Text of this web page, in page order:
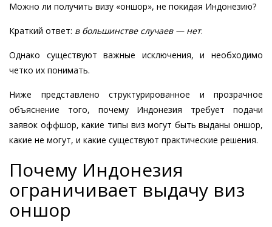
Можно ли получить визу «оншор», не покидая Индонезию?
Краткий ответ: в большинстве случаев — нет.
Однако существуют важные исключения, и необходимо
четко их понимать.
Ниже представлено структурированное и прозрачное
объяснение того, почему Индонезия требует подачи
заявок оффшор, какие типы виз могут быть выданы оншор,
какие не могут, и какие существуют практические решения.
Почему Индонезия
ограничивает выдачу виз
оншор